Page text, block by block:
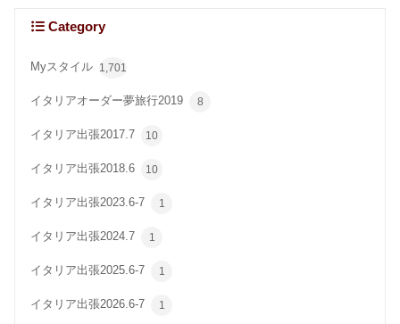
Category
Myスタイル 1,701
イタリアオーダー夢旅行2019 8
イタリア出張2017.7 10
イタリア出張2018.6 10
イタリア出張2023.6-7 1
イタリア出張2024.7 1
イタリア出張2025.6-7 1
イタリア出張2026.6-7 1